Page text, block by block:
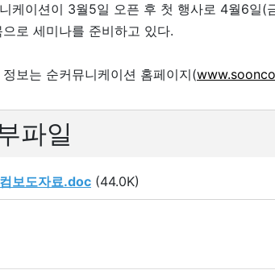
케이션이 3월5일 오픈 후 첫 행사로 4월6일(
으로 세미나를 준비하고 있다.
정보는 순커뮤니케이션 홈페이지(
파일
보도자료.doc (44.0K)